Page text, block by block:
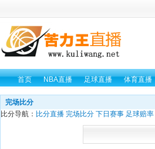
首页 NBA直播 足球直播 体育直播
完场比分
比分导航： 比分直播 完场比分 下日赛事 足球赔率